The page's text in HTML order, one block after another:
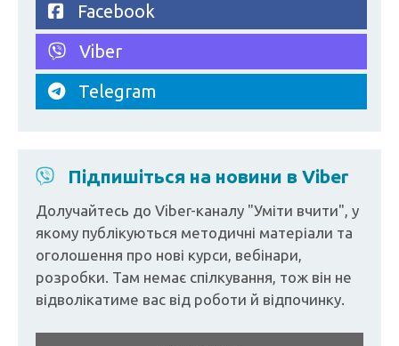
Facebook
Viber
Telegram
Підпишіться на новини в Viber
Долучайтесь до Viber-каналу "Уміти вчити", у
якому публікуються методичні матеріали та
оголошення про нові курси, вебінари,
розробки. Там немає спілкування, тож він не
відволікатиме вас від роботи й відпочинку.